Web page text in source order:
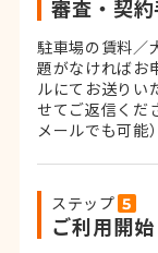
審査・契
駐車場の賃料／
題がなければお
ルにてお送りい
せてご返信くだ
メールでも可能）
ステップ
ご利用開始